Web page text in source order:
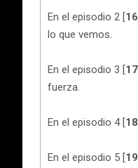
En el episodio 2 [
lo que vemos.
En el episodio 3 [
fuerza.
En el episodio 4 [
En el episodio 5 [